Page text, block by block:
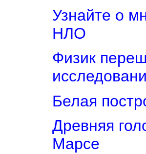
Узнайте о
НЛО
Физик
Белая
Древняя
Марсе